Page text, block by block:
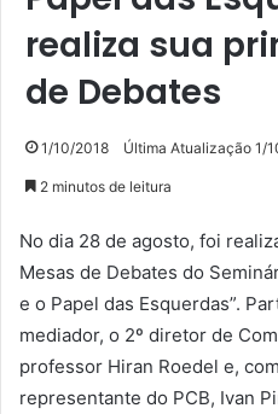
realiza sua
de Debates
1/10/2018 Última Atualização 1/
2 minutos de leitura
No dia 28 de agosto, foi
Mesas de Debates do
e o Papel das Esquerdas”.
mediador, o 2º diretor de
professor Hiran Roedel e,
representante do PCB, Ivan